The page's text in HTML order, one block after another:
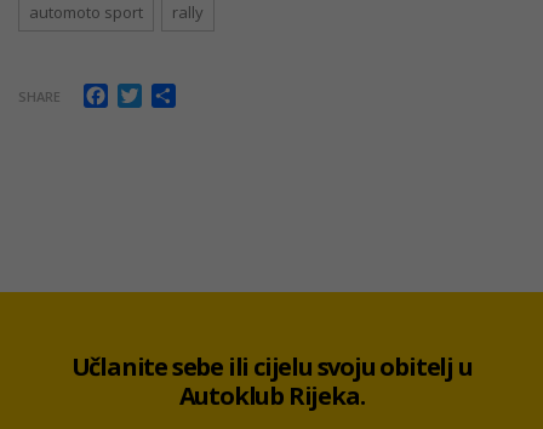
automoto sport rally
SHARE Facebook
Twitter
Učlanite sebe ili cijelu svoju obitelj u
Autoklub Rijeka.